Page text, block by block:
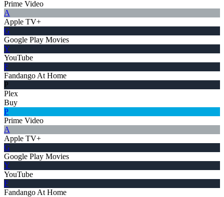
Prime Video
A
Apple TV+
G
Google Play Movies
Y
YouTube
F
Fandango At Home
P
Plex
Buy
P
Prime Video
A
Apple TV+
G
Google Play Movies
Y
YouTube
F
Fandango At Home